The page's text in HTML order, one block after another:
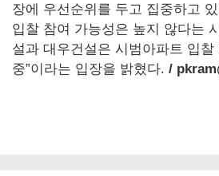
장에 우선순위를 두고 집중하고
입찰 참여 가능성은 높지 않다는
설과 대우건설은 시범아파트 입찰
중”이라는 입장을 밝혔다. /